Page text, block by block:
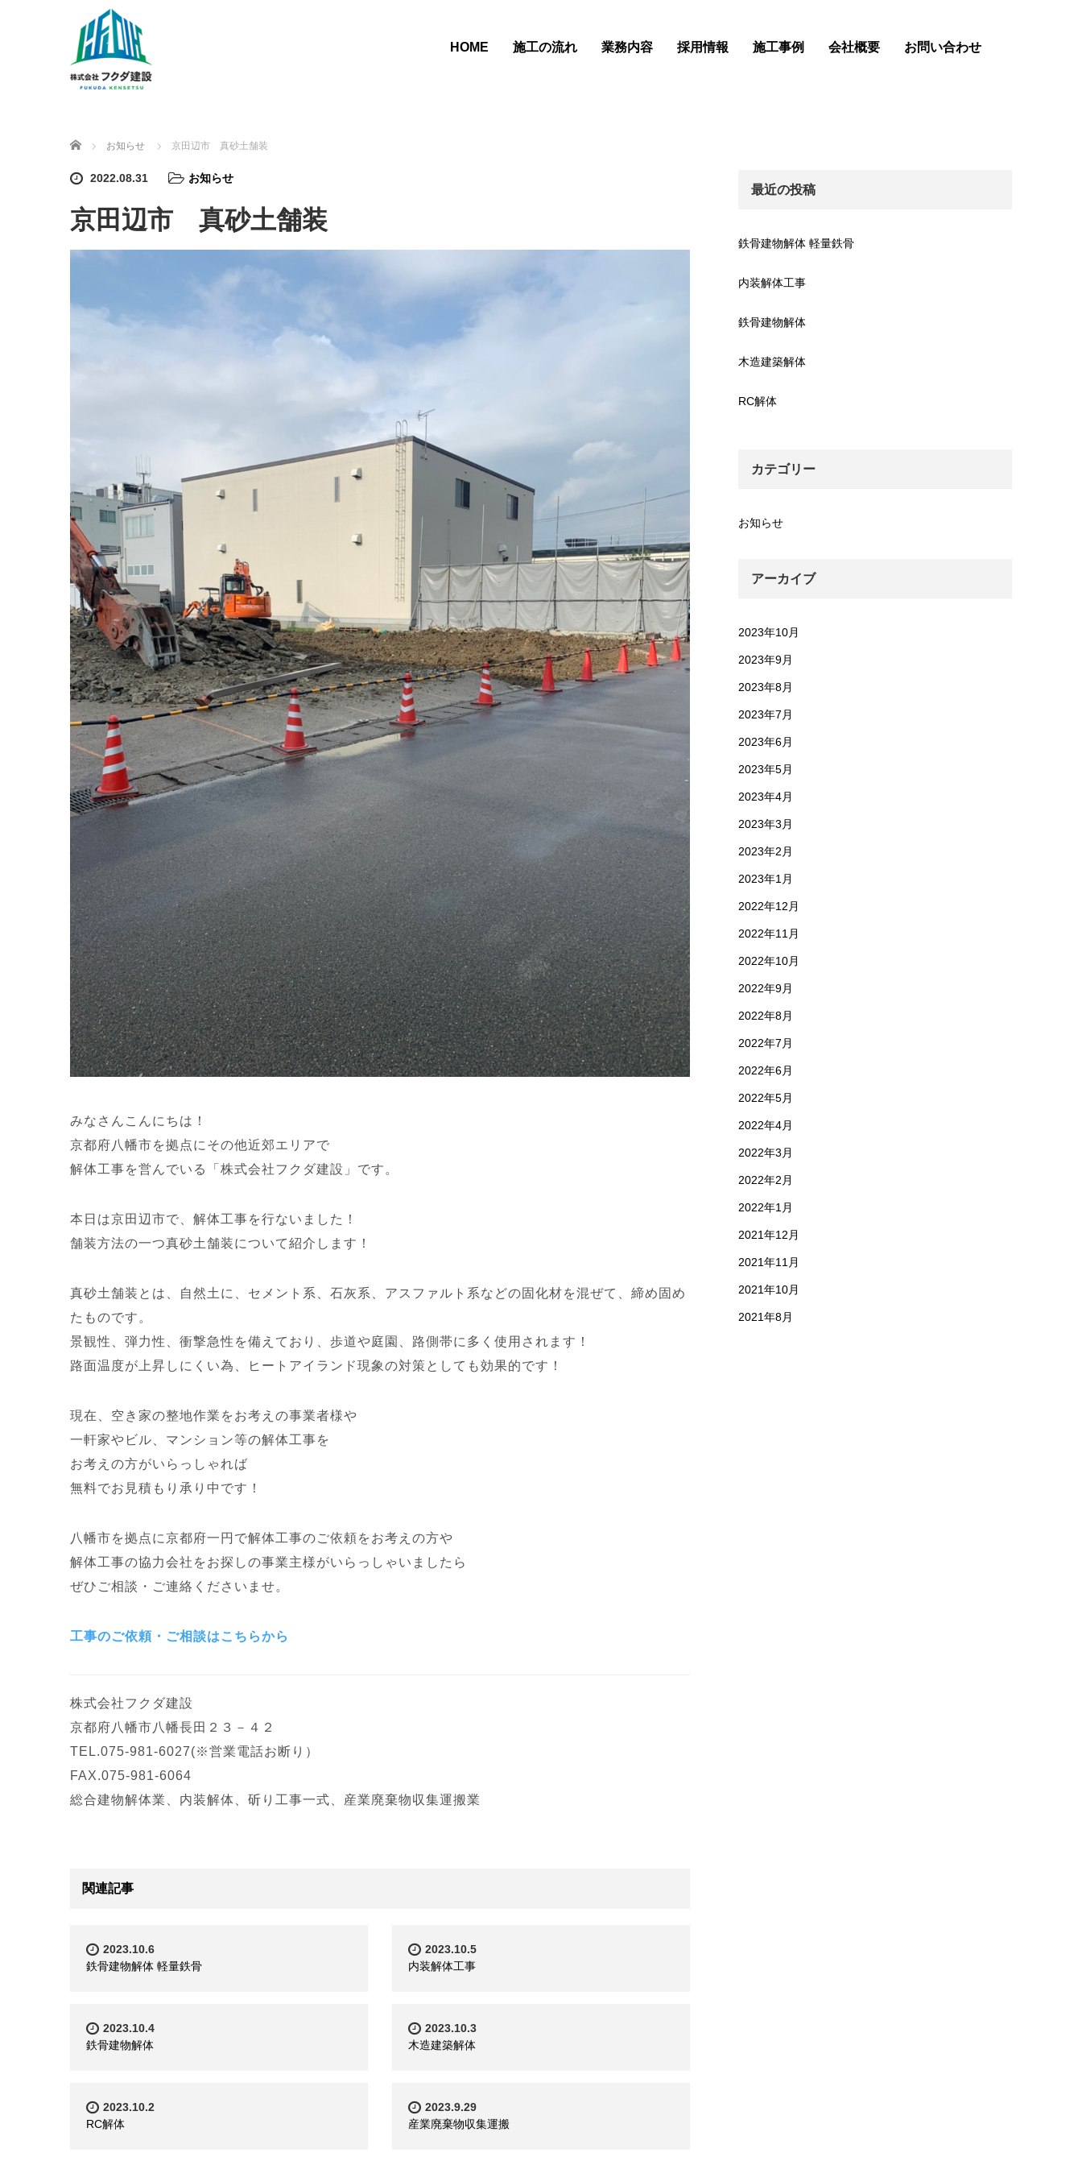
HOME 施工の流れ 業務内容 採用情報 施工事例 会社概要 お問い合わせ
ホーム お知らせ 京田辺市 真砂土舗装
2022.08.31 お知らせ
京田辺市 真砂土舗装
みなさんこんにちは！
京都府八幡市を拠点にその他近郊エリアで
解体工事を営んでいる「株式会社フクダ建設」です。
本日は京田辺市で、解体工事を行ないました！
舗装方法の一つ真砂土舗装について紹介します！
真砂土舗装とは、自然土に、セメント系、石灰系、アスファルト系などの固化材を混ぜて、締め固め
たものです。
景観性、弾力性、衝撃急性を備えており、歩道や庭園、路側帯に多く使用されます！
路面温度が上昇しにくい為、ヒートアイランド現象の対策としても効果的です！
現在、空き家の整地作業をお考えの事業者様や
一軒家やビル、マンション等の解体工事を
お考えの方がいらっしゃれば
無料でお見積もり承り中です！
八幡市を拠点に京都府一円で解体工事のご依頼をお考えの方や
解体工事の協力会社をお探しの事業主様がいらっしゃいましたら
ぜひご相談・ご連絡くださいませ。
工事のご依頼・ご相談はこちらから
株式会社フクダ建設
京都府八幡市八幡長田２３－４２
TEL.075-981-6027(※営業電話お断り）
FAX.075-981-6064
総合建物解体業、内装解体、斫り工事一式、 産業廃棄物収集運搬業
関連記事
2023.10.6
鉄骨建物解体 軽量鉄骨
2023.10.5
内装解体工事
2023.10.4
鉄骨建物解体
2023.10.3
木造建築解体
2023.10.2
RC解体
2023.9.29
産業廃棄物収集運搬
最近の投稿
鉄骨建物解体 軽量鉄骨
内装解体工事
鉄骨建物解体
木造建築解体
RC解体
カテゴリー
お知らせ
アーカイブ
2023年10月
2023年9月
2023年8月
2023年7月
2023年6月
2023年5月
2023年4月
2023年3月
2023年2月
2023年1月
2022年12月
2022年11月
2022年10月
2022年9月
2022年8月
2022年7月
2022年6月
2022年5月
2022年4月
2022年3月
2022年2月
2022年1月
2021年12月
2021年11月
2021年10月
2021年8月